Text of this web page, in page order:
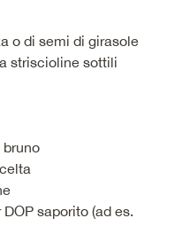
o di semi di girasole
striscioline sottili
saporito (ad es.